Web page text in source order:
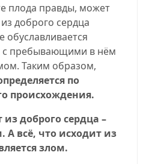
плода правды, может
доброго сердца
обуславливается
с пребывающими в нём
Таким образом,
по
происхождения.
из доброго сердца –
А всё, что исходит из
злом.